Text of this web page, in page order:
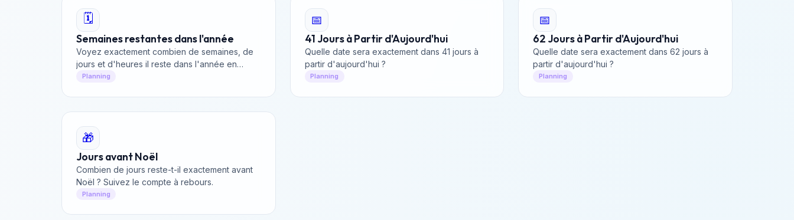
🗓️
Semaines restantes dans l'année
Voyez exactement combien de semaines, de
jours et d'heures il reste dans l'année en
cours.
Planning
📅
41 Jours à Partir d'Aujourd'hui
Quelle date sera exactement dans 41 jours à
partir d'aujourd'hui ?
Planning
📅
62 Jours à Partir d'Aujourd'hui
Quelle date sera exactement dans 62 jours à
partir d'aujourd'hui ?
Planning
🎁
Jours avant Noël
Combien de jours reste-t-il exactement avant
Noël ? Suivez le compte à rebours.
Planning